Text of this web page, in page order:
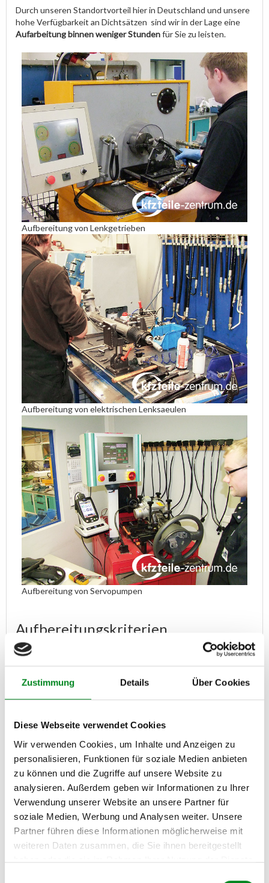
Zustimmung Details Über Cookies
Diese Webseite verwendet Cookies
Wir verwenden Cookies, um Inhalte und Anzeigen zu
personalisieren, Funktionen für soziale Medien anbieten
zu können und die Zugriffe auf unsere Website zu
analysieren. Außerdem geben wir Informationen zu Ihrer
Verwendung unserer Website an unsere Partner für
soziale Medien, Werbung und Analysen weiter. Unsere
Partner führen diese Informationen möglicherweise mit
weiteren Daten zusammen, die Sie ihnen bereitgestellt
haben oder die sie im Rahmen Ihrer Nutzung der Dienste
Durch unseren Standortvorteil hier in Deutschland und unsere
hohe Verfügbarkeit an Dichtsätzen sind wir in der Lage eine
Aufarbeitung binnen weniger Stundenfür Sie zu leisten.
Aufbereitung von Lenkgetrieben
Aufbereitung von elektrischen Lenksaeulen
Aufbereitung von Servopumpen
Aufbereitungskriterien
Sicher ist Ihnen klar, das auch eine 1 zu 1 Instandsetzung seine
Grenzen kennt. Diese treten ein, wenn das Altteil einfach nicht
Aufarbeitung NICHT mehr möglich:
Bei Lenkgetrieben:
Zerlegte Lenkgetriebe
Beschädigte oder überdrehte Gewinde
Beschädigte Gehäuse
Fehlende Anbauteile ( Druckleitungen, Spurstange usw.)
Verrostete Zahnstangen
Lenkgetriebe, die aus einem Unfall stammen
Bei Servopumpen:
Beschädigte Rohre der Zuleitungen
Gehäusedeckel gebrochen
Welle aus der Servopumpe herausgerissen oder beschädigt
Gebrochene Gehäuse sowie beschädigte Gewinde